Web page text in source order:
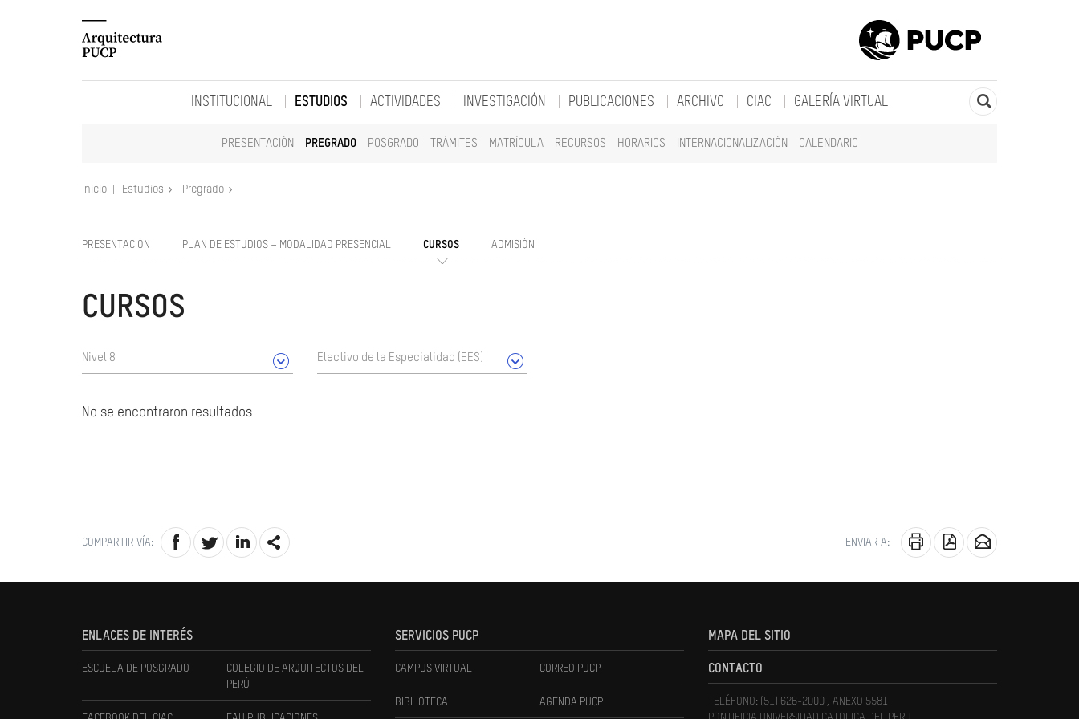
INSTITUCIONAL ESTUDIOS
PRESENTACIÓN PREGRADO POSGRADO TRÁMITES MATRÍCULA RECURSOS HORARIOS INTERNACIONALIZACIÓN CALENDARIO
ACTIVIDADES INVESTIGACIÓN PUBLICACIONES ARCHIVO CIAC GALERÍA VIRTUAL
Inicio Estudios Pregrado
PRESENTACIÓN PLAN DE ESTUDIOS – MODALIDAD PRESENCIAL CURSOS ADMISIÓN
CURSOS
Nivel 8 Electivo de la Especialidad (EES)
No se encontraron resultados
COMPARTIR VÍA: ENVIAR A:
ENLACES DE INTERÉS
ESCUELA DE POSGRADO
COLEGIO DE ARQUITECTOS DEL
PERÚ
SERVICIOS PUCP
CAMPUS VIRTUAL CORREO PUCP
BIBLIOTECA AGENDA PUCP
MAPA DEL SITIO
CONTACTO
TELÉFONO: (51) 626-2000 , ANEXO 5581